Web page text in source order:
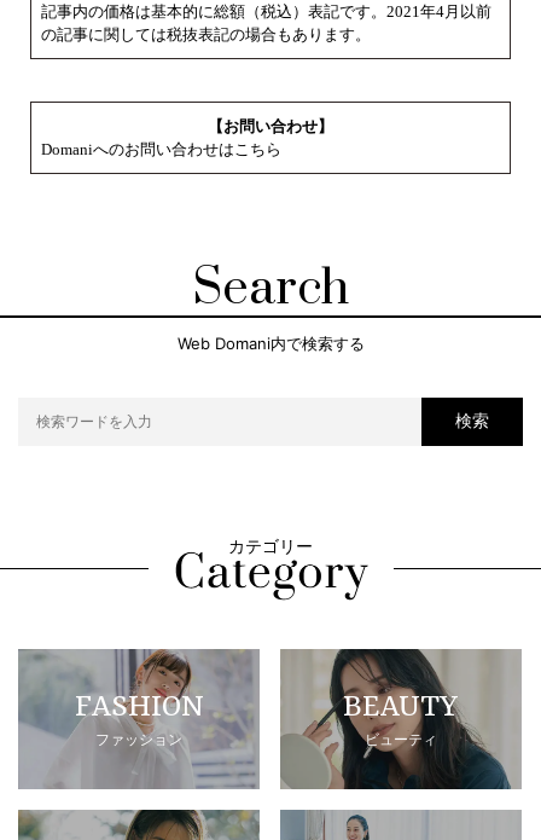
記事内の価格は基本的に総額（税込）表記です。2021年4月以前
の記事に関しては税抜表記の場合もあります。
【お問い合わせ】
Domaniへのお問い合わせはこちら
Search
Web Domani内で検索する
検索
カテゴリー
FASHION
ファッション
BEAUTY
ビューティ